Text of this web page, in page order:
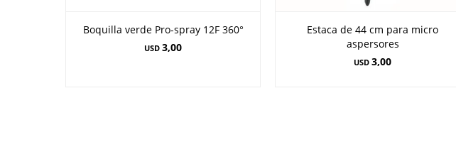
Boquilla verde Pro-spray 12F 360°
USD 3,00
Estaca de 44 cm para micro
aspersores
USD 3,00